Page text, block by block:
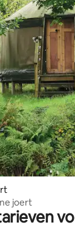
van 4,98
joert